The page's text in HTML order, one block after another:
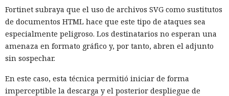
Fortinet subraya que el uso de archivos SVG como sustitutos
de documentos HTML hace que este tipo de ataques sea
especialmente peligroso. Los destinatarios no esperan una
amenaza en formato gráfico y, por tanto, abren el adjunto
sin sospechar.
En este caso, esta técnica permitió iniciar de forma
imperceptible la descarga y el posterior despliegue de